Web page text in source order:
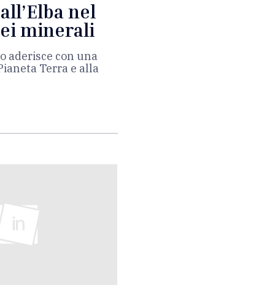
nel
minerali
aderisce con una
Terra e alla